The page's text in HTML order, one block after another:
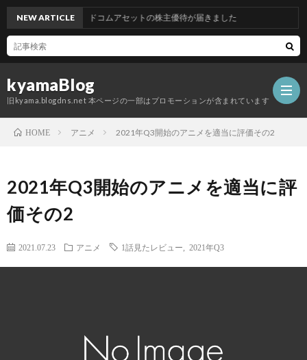
kyamaBlog
旧kyama.blogdns.net 本ページの一部はプロモーションが含まれています
NEW ARTICLEグッドコムアセットの株主優待が届きました
HOME アニメ 2021年Q3開始のアニメを適当に評価その2
2021年Q3開始のアニメを適当に評
価その2
2021.07.23 アニメ 1話見たレビュー 2021年Q3